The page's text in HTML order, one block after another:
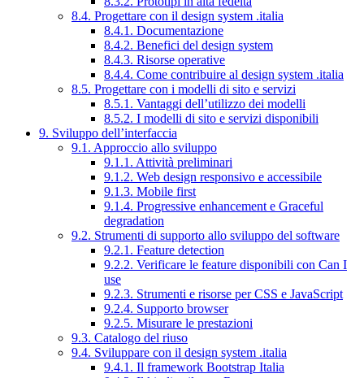
8.4. Progettare con il design system .italia
8.4.1. Documentazione
8.4.2. Benefici del design system
8.4.3. Risorse operative
8.4.4. Come contribuire al design system .italia
8.5. Progettare con i modelli di sito e servizi
8.5.1. Vantaggi dell’utilizzo dei modelli
8.5.2. I modelli di sito e servizi disponibili
9. Sviluppo dell’interfaccia
9.1. Approccio allo sviluppo
9.1.1. Attività preliminari
9.1.2. Web design responsivo e accessibile
9.1.3. Mobile first
9.1.4. Progressive enhancement e Graceful
degradation
9.2. Strumenti di supporto allo sviluppo del software
9.2.1. Feature detection
9.2.2. Verificare le feature disponibili con Can I
use
9.2.3. Strumenti e risorse per CSS e JavaScript
9.2.4. Supporto browser
9.2.5. Misurare le prestazioni
9.3. Catalogo del riuso
9.4. Sviluppare con il design system .italia
9.4.1. Il framework Bootstrap Italia